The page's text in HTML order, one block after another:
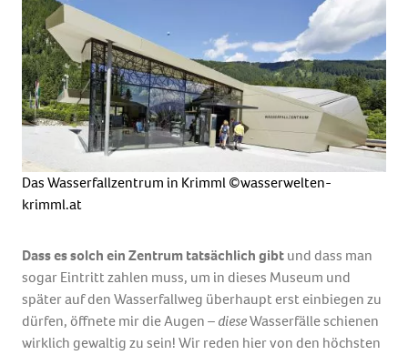
Das Wasserfallzentrum in Krimml ©wasserwelten-
krimml.at
Dass es solch ein Zentrum tatsächlich gibt und dass man
sogar Eintritt zahlen muss, um in dieses Museum und
später auf den Wasserfallweg überhaupt erst einbiegen zu
dürfen, öffnete mir die Augen – dieseWasserfälle schienen
wirklich gewaltig zu sein! Wir reden hier von den höchsten